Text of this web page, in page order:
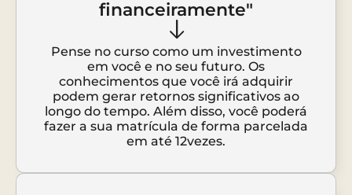
financeiramente"
Pense no curso como um investimento
em você e no seu futuro. Os
conhecimentos que você irá adquirir
podem gerar retornos significativos ao
longo do tempo. Além disso, você poderá
fazer a sua matrícula de forma parcelada
em até 12vezes.